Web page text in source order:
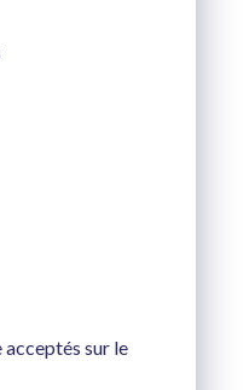
acceptés sur le